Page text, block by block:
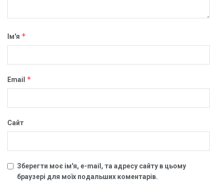
Ім'я *
Email *
Сайт
Зберегти моє ім'я, e-mail, та адресу сайту в цьому
браузері для моїх подальших коментарів.